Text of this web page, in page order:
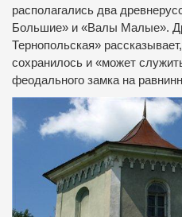
располагались два
Большие» и «Валы Малые».
Тернопольская»
сохранилось и «может
феодального замка на